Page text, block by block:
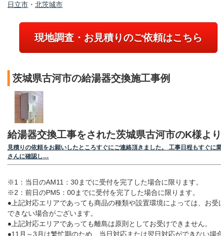
日立市 ・ 北茨城市
現地調査・お見積りのご依頼はこちら
茨城県古河市の給湯器交換施工事例
給湯器交換工事をされた茨城県古河市のK様より
見積りの依頼をお願いしたところすぐにご連絡頂きました。 工事日程もすぐに
さんに確認し…
※1：当日のAM11：30までに受付を完了した場合に限ります。
※2：前日のPM5：00までに受付を完了した場合に限ります。
●上記対応エリアであっても商品の種類や設置環境によっては、お受
できない場合がございます。
●上記対応エリアであっても離島は原則としてお受けできません。
●11月～3月は繁忙期のため、当日対応または翌日対応ができない場